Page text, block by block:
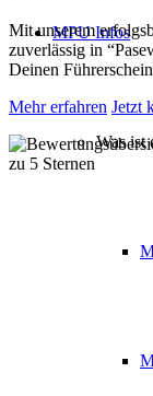
MPU Infos
Was ist
Mit unserem
zuverlässig in
Deinen
Mehr erfahren Jetzt